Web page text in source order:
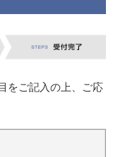
をご記入の上、ご応